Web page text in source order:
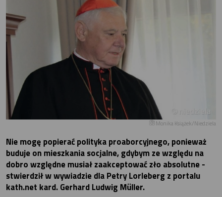
Monika Książek/Niedziela
Nie mogę popierać polityka proaborcyjnego, ponieważ
buduje on mieszkania socjalne, gdybym ze względu na
dobro względne musiał zaakceptować zło absolutne -
stwierdził w wywiadzie dla Petry Lorleberg z portalu
kath.net kard. Gerhard Ludwig Müller.